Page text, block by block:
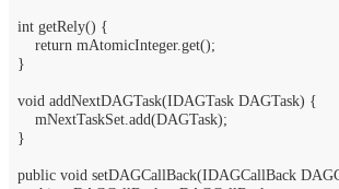
int getRely() {
return mAtomicInteger.get();
}
void addNextDAGTask(IDAGTask DAGTask) {
mNextTaskSet.add(DAGTask);
}
public void setDAGCallBack(IDAGCallBack